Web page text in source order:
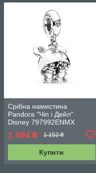
Срібна намистина
Pandora "Чіп і Дейл"
Disney 797992ENMX
1 094 ₴ 1 152 ₴
Купити